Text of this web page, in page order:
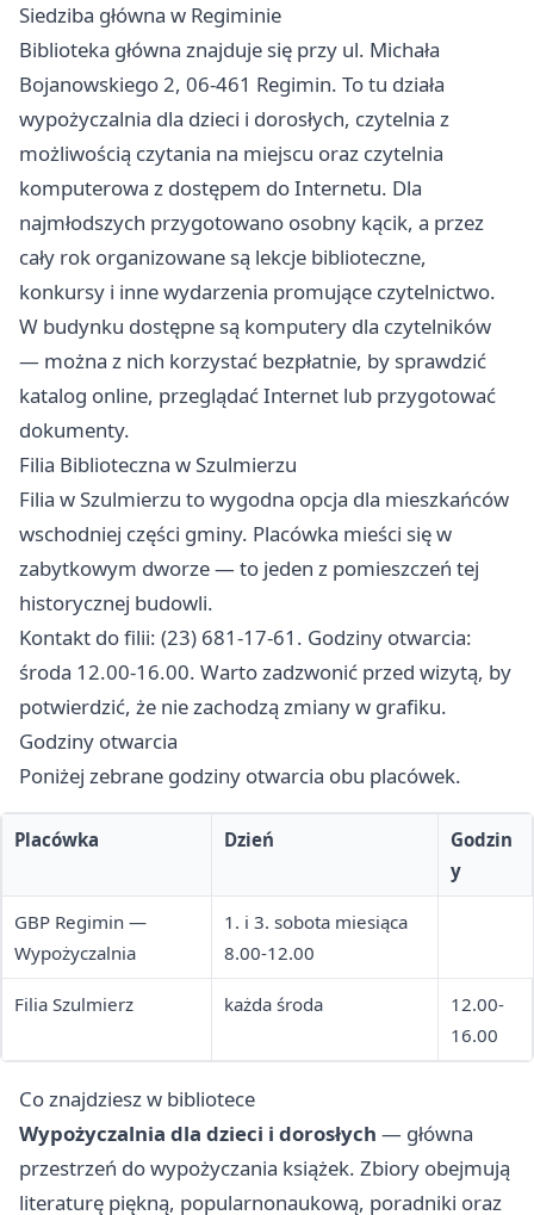
Siedziba główna w Regiminie
Biblioteka główna znajduje się przy ul. Michała
Bojanowskiego 2, 06-461 Regimin. To tu działa
wypożyczalnia dla dzieci i dorosłych, czytelnia z
możliwością czytania na miejscu oraz czytelnia
komputerowa z dostępem do Internetu. Dla
najmłodszych przygotowano osobny kącik, a przez
cały rok organizowane są lekcje biblioteczne,
konkursy i inne wydarzenia promujące czytelnictwo.
W budynku dostępne są komputery dla czytelników
— można z nich korzystać bezpłatnie, by sprawdzić
katalog online, przeglądać Internet lub przygotować
dokumenty.
Filia Biblioteczna w Szulmierzu
Filia w Szulmierzu to wygodna opcja dla mieszkańców
wschodniej części gminy. Placówka mieści się w
zabytkowym dworze — to jeden z pomieszczeń tej
historycznej budowli.
Kontakt do filii: (23) 681-17-61. Godziny otwarcia:
środa 12.00-16.00. Warto zadzwonić przed wizytą, by
potwierdzić, że nie zachodzą zmiany w grafiku.
Godziny otwarcia
Poniżej zebrane godziny otwarcia obu placówek.
Placówka Dzień
Godzin
y
GBP Regimin —
Wypożyczalnia
1. i 3. sobota miesiąca
8.00-12.00
Filia Szulmierz każda środa
12.00-
16.00
Co znajdziesz w bibliotece
Wypożyczalnia dla dzieci i dorosłych — główna
przestrzeń do wypożyczania książek. Zbiory obejmują
literaturę piękną, popularnonaukową, poradniki oraz